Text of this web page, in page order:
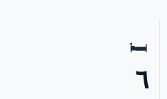
🛏
٦